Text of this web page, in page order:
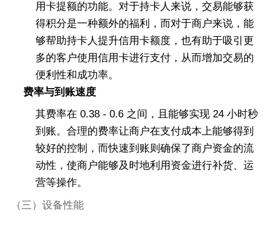
用卡提额的功能。对于持卡人来说，交易能够获
得积分是一种额外的福利，而对于商户来说，能
够帮助持卡人提升信用卡额度，也有助于吸引更
多的客户使用信用卡进行支付，从而增加交易的
便利性和成功率。
费率与到账速度
其费率在 0.38 - 0.6 之间，且能够实现 24 小时秒
到账。合理的费率让商户在支付成本上能够得到
较好的控制，而快速到账则确保了商户资金的流
动性，使商户能够及时地利用资金进行补货、运
营等操作。
（三）设备性能